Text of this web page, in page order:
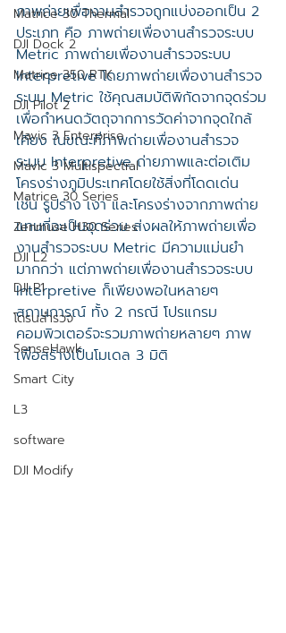
Matrice 30 Thermal
DJI Dock 2
Matrice 350 RTK
DJI Pilot 2
Mavic 3 Enterprise
Mavic 3 Multispectral
Matrice 30 Series
Zenmuse H30 Series
DJI L2
DJI P1
โดรนสำรวจ
SenseHawk
Smart City
L3
software
DJI Modify
ภาพถ่ายเพื่องานสำรวจถูกแบ่งออกเป็น 2
ประเภท คือ ภาพถ่ายเพื่องานสำรวจระบบ
Metric ภาพถ่ายเพื่องานสำรวจระบบ
Interpretive โดยภาพถ่ายเพื่องานสำรวจ
ระบบ Metric ใช้คุณสมบัติพิกัดจากจุดร่วม
เพื่อกำหนดวัตถุจากการวัดค่าจากจุดใกล้
เคียง ในขณะที่ภาพถ่ายเพื่องานสำรวจ
ระบบ Interpretive ถ่ายภาพและต่อเติม
โครงร่างภูมิประเทศโดยใช้สิ่งที่โดดเด่น
เช่น รูปร่าง เงา และโครงร่างจากภาพถ่าย
แทนที่จะเป็นจุดร่วม ส่งผลให้ภาพถ่ายเพื่อ
งานสำรวจระบบ Metric มีความแม่นยำ
มากกว่า แต่ภาพถ่ายเพื่องานสำรวจระบบ
Interpretive ก็เพียงพอในหลายๆ
สถานการณ์ ทั้ง 2 กรณี โปรแกรม
คอมพิวเตอร์จะรวมภาพถ่ายหลายๆ ภาพ
เพื่อสร้างเป็นโมเดล 3 มิติ